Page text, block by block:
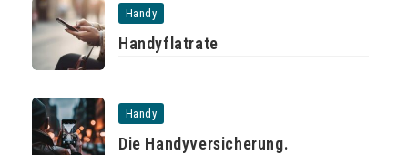
Handy
Handyflatrate
Handy
Die Handyversicherung.